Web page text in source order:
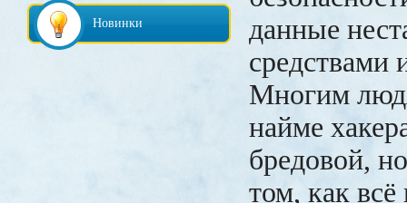
Новинки
данные
средствами
Многим
найме
бредовой,
том, как